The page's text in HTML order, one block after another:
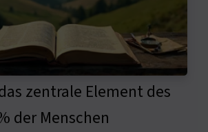
zentrale Element des
der Menschen